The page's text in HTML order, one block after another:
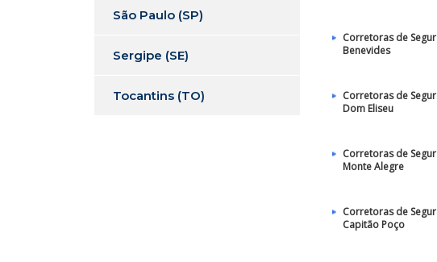
Corretoras de
Benevides
Corretoras de
Dom Eliseu
Corretoras de
Monte Alegre
Corretoras de
Capitão Poço
São Paulo (SP)
Sergipe (SE)
Tocantins (TO)